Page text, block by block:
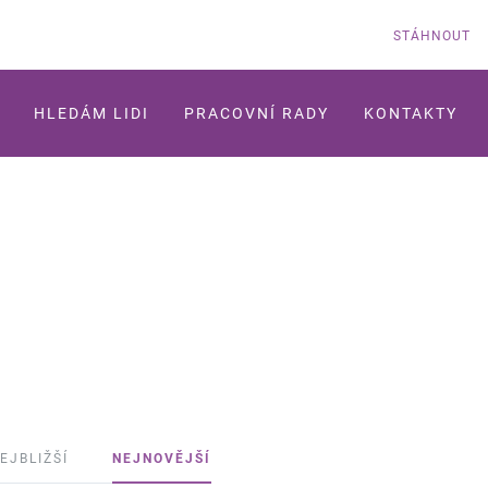
STÁHNOUT
HLEDÁM LIDI PRACOVNÍ RADY KONTAKTY
NEJNOVĚJŠÍ